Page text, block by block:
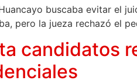
buscaba evitar el
pero la jueza rechazó el
candidatos